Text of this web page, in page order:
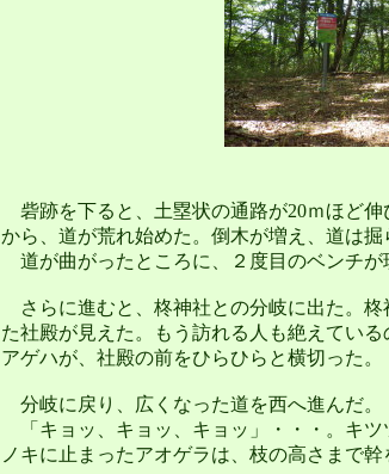
砦跡を下ると、土塁状の通路が20ｍほど
から、道が荒れ始めた。倒木が増え、道は掘
道が曲がったところに、２度目のベンチが
さらに進むと、柊神社との分岐に出た。柊
た社殿が見えた。もう訪れる人も絶えてい
アゲハが、社殿の前をひらひらと横切った。
分岐に戻り、広くなった道を西へ進んだ。
「キョッ、キョッ、キョッ」・・・。キツ
ノキに止まったアオゲラは、枝の高さまで